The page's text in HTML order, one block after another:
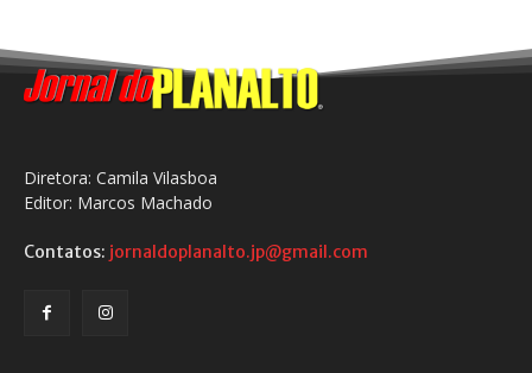
Diretora: Camila Vilasboa
Editor: Marcos Machado
Contatos: jornaldoplanalto.jp@gmail.com